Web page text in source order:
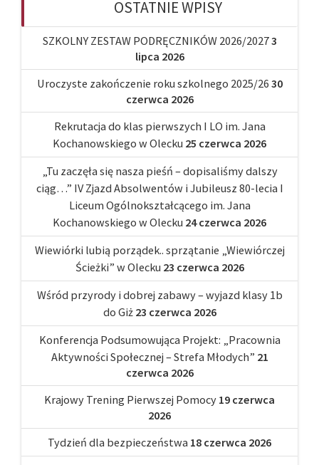
OSTATNIE WPISY
SZKOLNY ZESTAW PODRĘCZNIKÓW 2026/20273
lipca 2026
Uroczyste zakończenie roku szkolnego 2025/26 30
czerwca 2026
Rekrutacja do klas pierwszych I LO im. Jana
Kochanowskiego w Olecku 25 czerwca 2026
„Tu zaczęła się nasza pieśń – dopisaliśmy dalszy
ciąg…” IV Zjazd Absolwentów i Jubileusz 80-lecia I
Liceum Ogólnokształcącego im. Jana
Kochanowskiego w Olecku 24 czerwca 2026
Wiewiórki lubią porządek.. sprzątanie „Wiewiórczej
Ścieżki” w Olecku 23 czerwca 2026
Wśród przyrody i dobrej zabawy – wyjazd klasy 1b
do Giż 23 czerwca 2026
Konferencja Podsumowująca Projekt: „Pracownia
Aktywności Społecznej – Strefa Młodych” 21
czerwca 2026
Krajowy Trening Pierwszej Pomocy 19 czerwca
2026
Tydzień dla bezpieczeństwa 18 czerwca 2026